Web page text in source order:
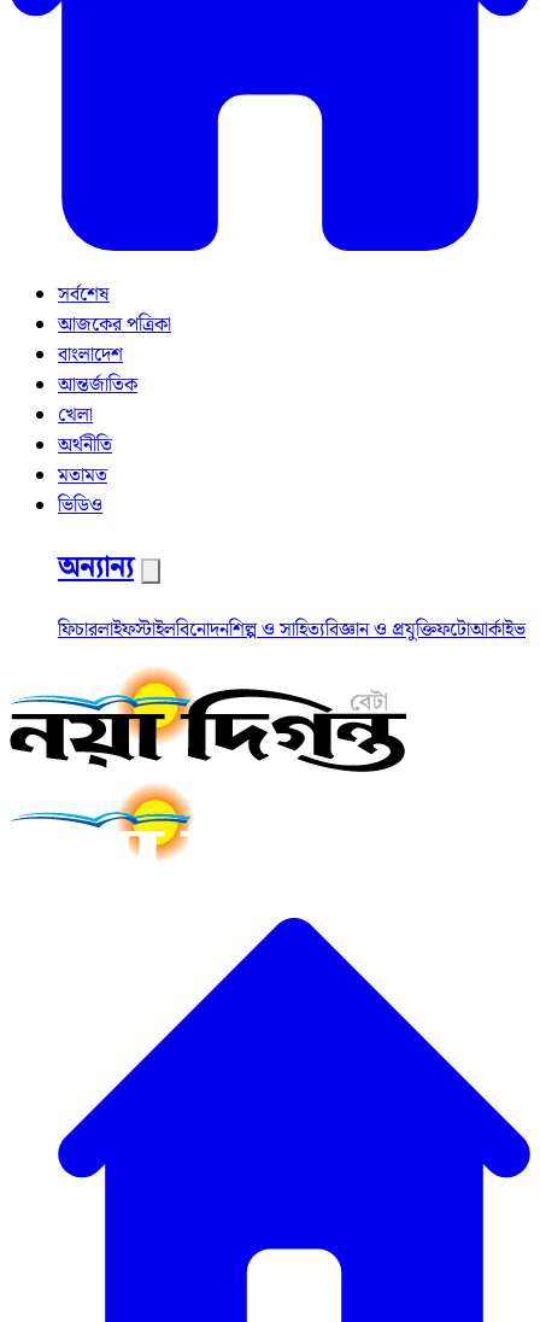
সর্বশেষ
আজকের পত্রিকা
বাংলাদেশ
আন্তর্জাতিক
খেলা
অর্থনীতি
মতামত
ভিডিও
অন্যান্য
ফিচারলাইফস্টাইলবিনোদনশিল্প ও সাহিত্যবিজ্ঞান ও প্রযুক্তিফটোআর্কাইভ